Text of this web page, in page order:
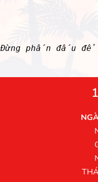
Đừng phấn đấu để